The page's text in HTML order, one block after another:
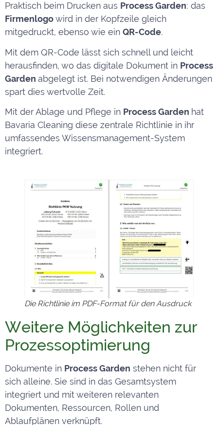
Praktisch beim Drucken aus Process Garden: das
Firmenlogowird in der Kopfzeile gleich
mitgedruckt, ebenso wie ein QR-Code.
Mit dem QR-Code lässt sich schnell und leicht
herausfinden, wo das digitale Dokument in Process
Garden abgelegt ist. Bei notwendigen Änderungen
spart dies wertvolle Zeit.
Mit der Ablage und Pflege in Process Garden hat
Bavaria Cleaning diese zentrale Richtlinie in ihr
umfassendes Wissensmanagement-System
integriert.
Die Richtlinie im PDF-Format für den Ausdruck
Weitere Möglichkeiten zur
Prozessoptimierung
Dokumente in Process Garden stehen nicht für
sich alleine. Sie sind in das Gesamtsystem
integriert und mit weiteren relevanten
Dokumenten, Ressourcen, Rollen und
Ablaufplänen verknüpft.